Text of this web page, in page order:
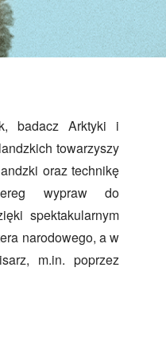
badacz Arktyki i
towarzyszy
oraz technikę
wypraw do
spektakularnym
narodowego, a w
m.in. poprzez
Kopenhaskiego w 1924
niespodziewanie
ostatniej ze swoich